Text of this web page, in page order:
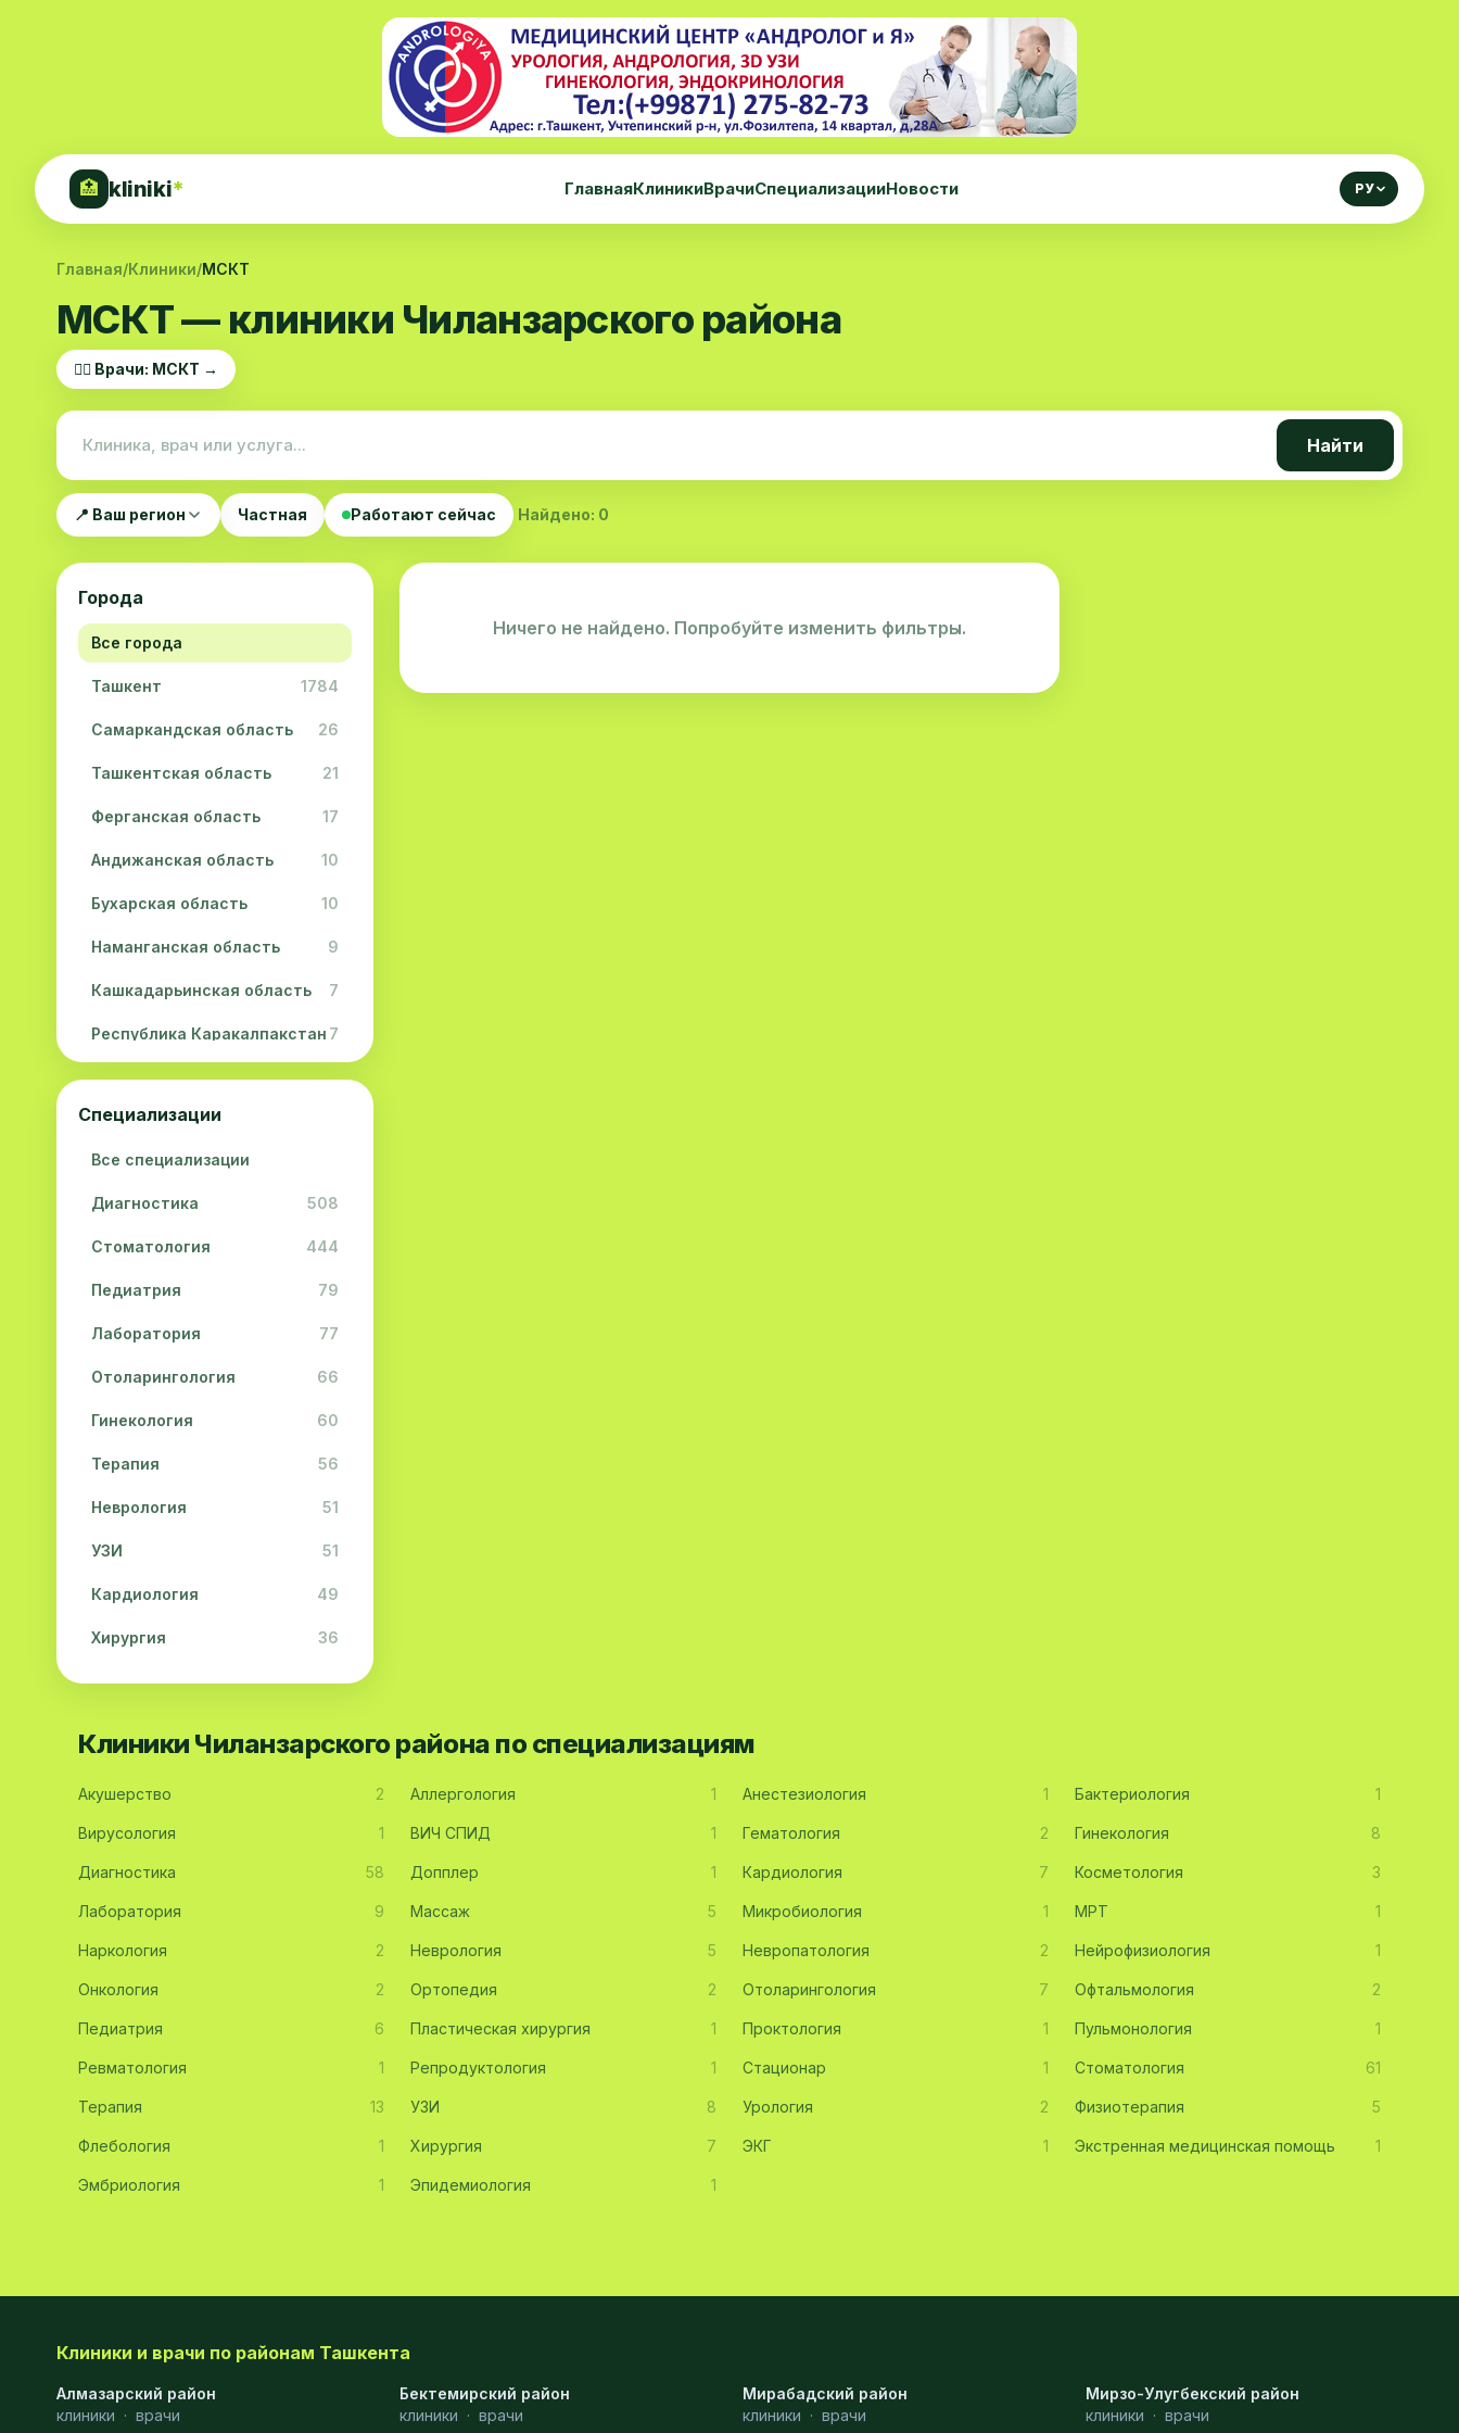
🏥 kliniki* ГлавнаяКлиникиВрачиСпециализацииНовости РУ
Главная/Клиники/МСКТ
МСКТ — клиники Чиланзарского района
👨‍⚕️ Врачи: МСКТ →
Найти
📍 Ваш регион Частная Работают сейчас Найдено: 0
Города
Все города
Ташкент 1784
Самаркандская область 26
Ташкентская область 21
Ферганская область 17
Андижанская область 10
Бухарская область 10
Наманганская область 9
Кашкадарьинская область 7
Республика Каракалпакстан 7
Навоийская область 5
Джизакская область
Сурхандарьинская область
Сырдарьинская область 2
Хорезмская область 2
Специализации
Все специализации
Диагностика 508
Стоматология 444
Педиатрия 79
Лаборатория 77
Отоларингология 66
Гинекология 60
Терапия 56
Неврология 51
УЗИ 51
Кардиология 49
Хирургия 36
Физиотерапия 31
Эмбриология
Акушерство
Ортопедия
Массаж
Психология
Ничего не найдено. Попробуйте изменить фильтры.
Клиники Чиланзарского района по специализациям
Акушерство 2 Аллергология 1 Анестезиология 1 Бактериология 1
Вирусология 1 ВИЧ СПИД 1 Гематология 2 Гинекология 8
Диагностика 58 Допплер 1 Кардиология 7 Косметология 3
Лаборатория 9 Массаж 5 Микробиология 1 МРТ 1
Наркология 2 Неврология 5 Невропатология 2 Нейрофизиология 1
Онкология 2 Ортопедия 2 Отоларингология 7 Офтальмология 2
Педиатрия 6 Пластическая хирургия 1 Проктология 1 Пульмонология 1
Ревматология 1 Репродуктология 1 Стационар 1 Стоматология 61
Терапия 13 УЗИ 8 Урология 2 Физиотерапия 5
Флебология 1 Хирургия 7 ЭКГ 1 Экстренная медицинская помощь 1
Эмбриология 1 Эпидемиология 1
Клиники и врачи по районам Ташкента
Алмазарский район
клиники · врачи
Бектемирский район
клиники · врачи
Мирабадский район
клиники · врачи
Мирзо-Улугбекский район
клиники · врачи